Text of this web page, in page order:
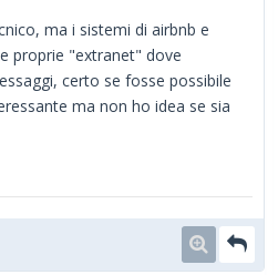
ma i sistemi di airbnb e
proprie "extranet" dove
certo se fosse possibile
ma non ho idea se sia